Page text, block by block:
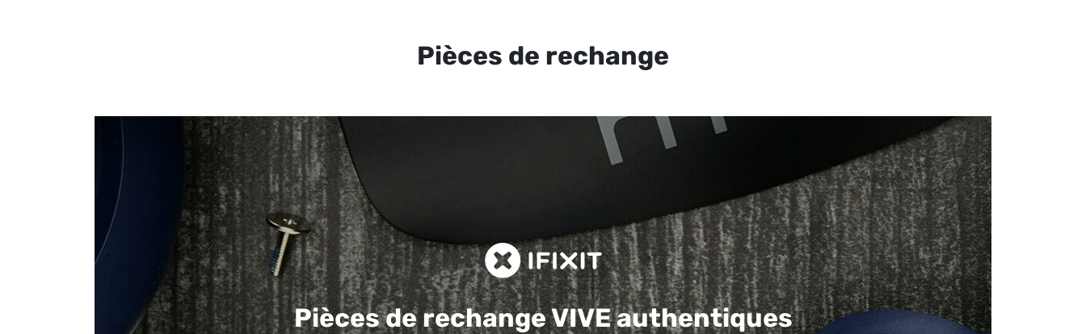
Pièces de rechange
Pièces de rechangeVIVE authentiques​